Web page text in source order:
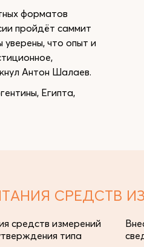
форматов
пройдёт саммит
что опыт и
Антон Шалаев.
Египта,
СРЕДСТВ
средств измерений
типа